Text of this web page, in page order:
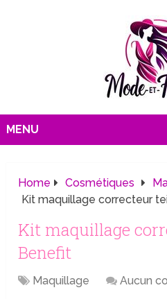
MENU
Home Cosmétiques
Kit maquillage correcteur
Kit maquillage
Benefit
Maquillage Aucun